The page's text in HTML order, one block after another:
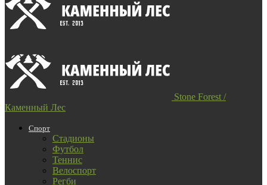
Stone Forest /
Каменный Лес
Спорт
Стадионы
Футбол
Теннис
Велоспорт
Регби